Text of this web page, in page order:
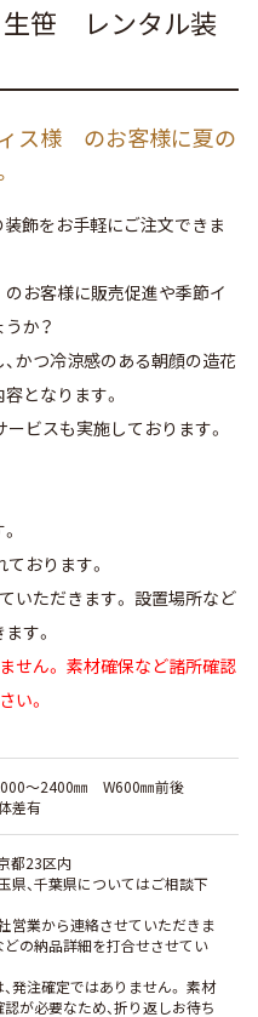
生笹 レンタル装
ス様 のお客様に夏の
飾をお手軽にご注文できま
客様に販売促進や季節イ
か？
かつ冷涼感のある朝顔の造花
となります。
ービスも実施しております。
おります。
いただきます。 設置場所など
す。
せん。 素材確保など諸所確認
い。
～2400㎜ W600㎜前後
差有
都23区内
県、千葉県についてはご相談下
営業から連絡させていただきま
どの納品詳細を打合せさせてい
発注確定ではありません。 素材
が必要なため、折り返しお待ち